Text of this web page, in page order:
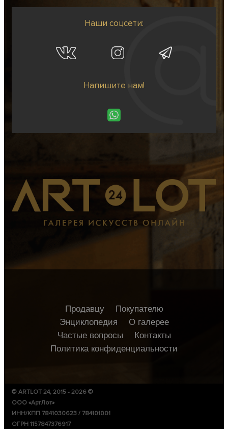
Наши соцсети:
Напишите нам!
Продавцу
Покупателю
Энциклопедия
О галерее
Частые вопросы
Контакты
Политика конфиденциальности
© ARTLOT 24, 2015 - 2026 ©
ООО «АртЛот»
ИНН/КПП 7841030623 / 784101001
ОГРН 1157847376917